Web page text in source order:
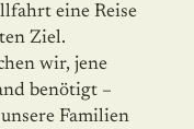
eine Reise
Ziel.
wir, jene
benötigt –
Familien